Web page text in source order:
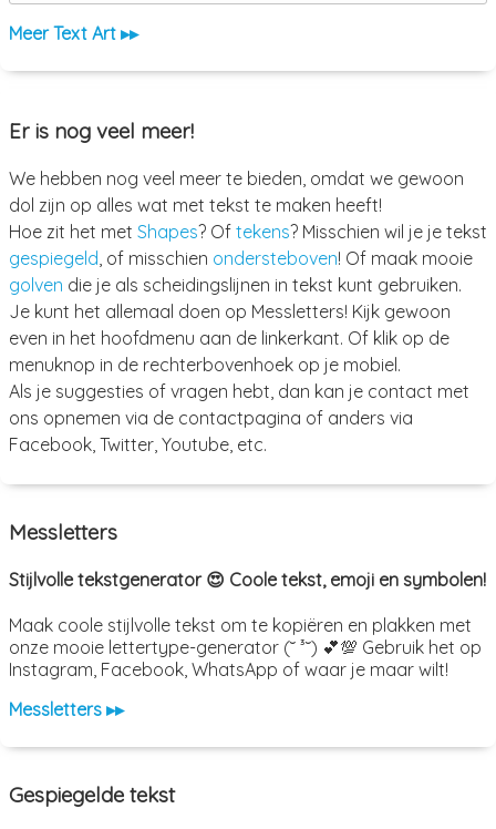
Meer Text Art ▸▸
Er is nog veel meer!
We hebben nog veel meer te bieden, omdat we gewoon
dol zijn op alles wat met tekst te maken heeft!
Hoe zit het met Shapes? Of tekens? Misschien wil je je tekst
gespiegeld, of misschien ondersteboven! Of maak mooie
golven die je als scheidingslijnen in tekst kunt gebruiken.
Je kunt het allemaal doen op Messletters! Kijk gewoon
even in het hoofdmenu aan de linkerkant. Of klik op de
menuknop in de rechterbovenhoek op je mobiel.
Als je suggesties of vragen hebt, dan kan je contact met
ons opnemen via de contactpagina of anders via
Facebook, Twitter, Youtube, etc.
Messletters
Stijlvolle tekstgenerator 😍 Coole tekst, emoji en symbolen!
Maak coole stijlvolle tekst om te kopiëren en plakken met
onze mooie lettertype-generator (˘ ³˘) 💕💯 Gebruik het op
Instagram, Facebook, WhatsApp of waar je maar wilt!
Messletters ▸▸
Gespiegelde tekst